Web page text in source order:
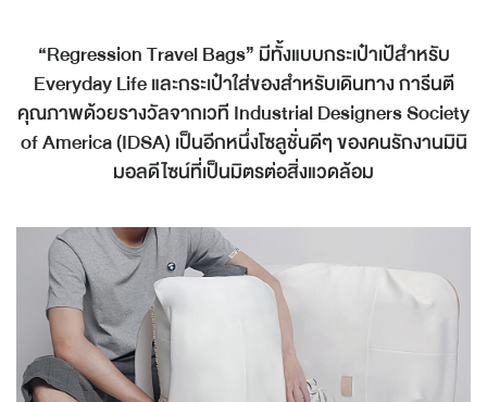
“Regression Travel Bags” มีทั้งแบบกระเป๋าเป้สำหรับ
Everyday Life และกระเป๋าใส่ของสำหรับเดินทาง การีนตี
คุณภาพด้วยรางวัลจากเวที Industrial Designers Society
of America (IDSA) เป็นอีกหนึ่งโซลูชั่นดีๆ ของคนรักงานมินิ
มอลดีไซน์ที่เป็นมิตรต่อสิ่งแวดล้อม